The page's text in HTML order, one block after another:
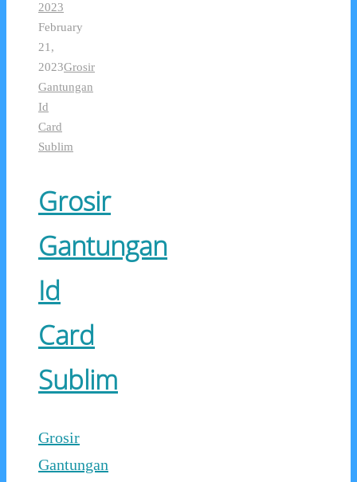
2023
February
21,
2023Grosir
Gantungan
Id
Card
Sublim
Grosir
Gantungan
Id
Card
Sublim
Grosir
Gantungan